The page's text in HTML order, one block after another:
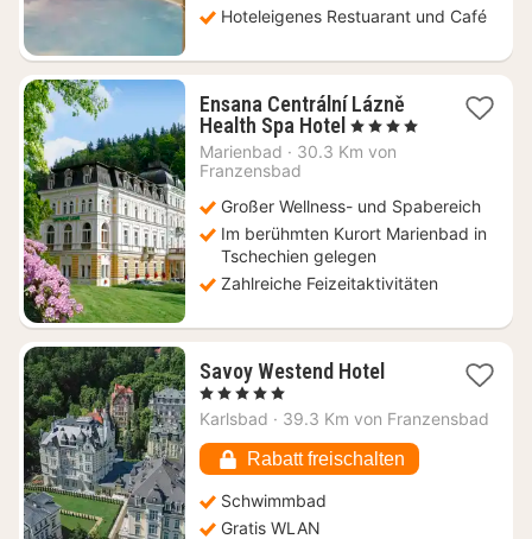
Hoteleigenes Restuarant und Café
Ensana Centrální Lázně
Health Spa Hotel 1
Nacht
€
, 4 Sterne
Marienbad · 30.3 Km von
Franzensbad
Großer Wellness- und Spabereich
Im berühmten Kurort Marienbad in
Tschechien gelegen
Zahlreiche Feizeitaktivitäten
Savoy Westend Hotel1
ab
€
, 5 Sterne
Karlsbad · 39.3 Km von Franzensbad
Rabatt freischalten
Schwimmbad
Gratis WLAN